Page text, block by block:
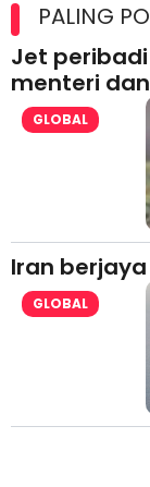
lesen separuh
PALING
Jet
menteri
GLOBAL
Iran berjaya
GLOBAL